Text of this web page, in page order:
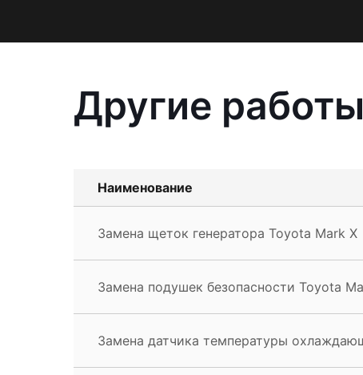
Другие
Наименование
Замена щеток генератора Toyota Mark X
Замена подушек безопасности Toyota
Замена датчика температуры